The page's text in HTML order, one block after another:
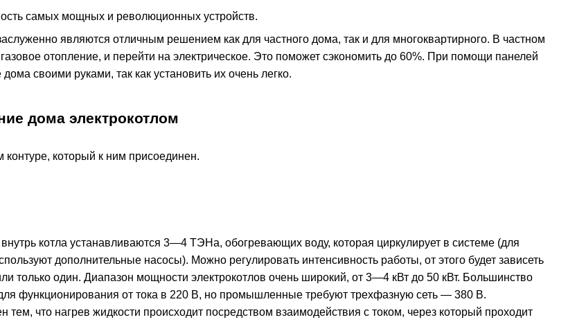
самых мощных и революционных устройств.
являются отличным решением как для частного дома, так и для многоквартирного. В частном
отопление, и перейти на электрическое. Это поможет сэкономить до 60%. При помощи панелей
своими руками, так как установить их очень легко.
дома электрокотлом
который к ним присоединен.
котла устанавливаются 3—4 ТЭНа, обогревающих воду, которая циркулирует в системе (для
дополнительные насосы). Можно регулировать интенсивность работы, от этого будет зависеть
только один. Диапазон мощности электрокотлов очень широкий, от 3—4 кВт до 50 кВт. Большинство
функционирования от тока в 220 В, но промышленные требуют трехфазную сеть — 380 В.
тем, что нагрев жидкости происходит посредством взаимодействия с током, через который проходит